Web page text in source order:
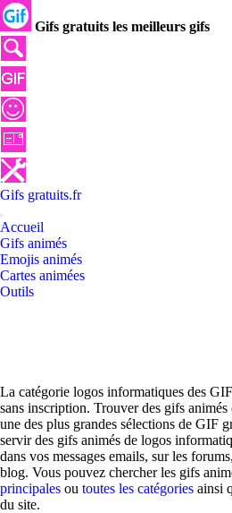
Gifs gratuits les meilleurs gifs
Gifs gratuits.fr
Accueil
Gifs animés
Emojis animés
Cartes animées
Outils
La catégorie logos informatiques des
sans inscription. Trouver des gifs
une des plus grandes sélections de GIF
servir des gifs animés de logos
dans vos messages emails, sur les
blog. Vous pouvez chercher les gifs
principales ou toutes les catégories ainsi
du site.